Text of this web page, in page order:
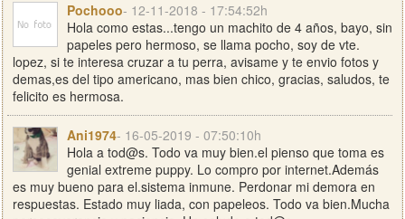
Pochooo- 12-11-2018 - 17:54:52h
Hola como estas...tengo un machito de 4 años, bayo, sin
papeles pero hermoso, se llama pocho, soy de vte.
lopez, si te interesa cruzar a tu perra, avisame y te envio fotos y
demas,es del tipo americano, mas bien chico, gracias, saludos, te
felicito es hermosa.
Ani1974- 16-05-2019 - 07:50:10h
Hola a tod@s. Todo va muy bien.el pienso que toma es
genial extreme puppy. Lo compro por internet.Además
es muy bueno para el.sistema inmune. Perdonar mi demora en
respuestas. Estado muy liada, con papeleos. Todo va bien.Mucha